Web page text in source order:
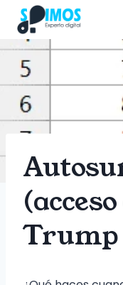
Saltar
contenido
Trump